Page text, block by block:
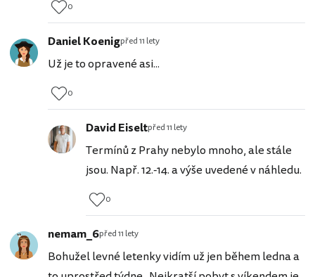
0
Daniel Koenigpřed 11 lety
Už je to opravené asi...
0
David Eiseltpřed 11 lety
Termínů z Prahy nebylo mnoho, ale stále
jsou. Např. 12.-14. a výše uvedené v náhledu.
0
nemam_6před 11 lety
Bohužel levné letenky vidím už jen během ledna a